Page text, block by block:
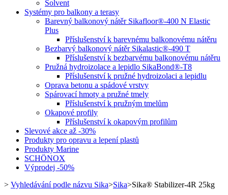
Solvent
Systémy pro balkony a terasy
Barevný balkonový nátěr Sikafloor®-400 N Elastic
Plus
Příslušenství k barevnému balkonovému nátěru
Bezbarvý balkonový nátěr Sikalastic®-490 T
Příslušenství k bezbarvému balkonovému nátěru
Pružná hydroizolace a lepidlo SikaBond®-T8
Příslušenství k pružné hydroizolaci a lepidlu
Oprava betonu a spádové vrstvy
Spárovací hmoty a pružné tmely
Příslušenství k pružným tmelům
Okapové profily
Příslušenství k okapovým profilům
Slevové akce až -30%
Produkty pro opravu a lepení plastů
Produkty Marine
SCHÖNOX
Výprodej -50%
> Vyhledávání podle názvu Sika>Sika>Sika® Stabilizer-4R 25kg